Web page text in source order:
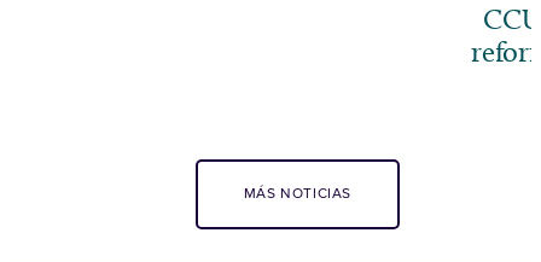
MÁS NOTICIAS